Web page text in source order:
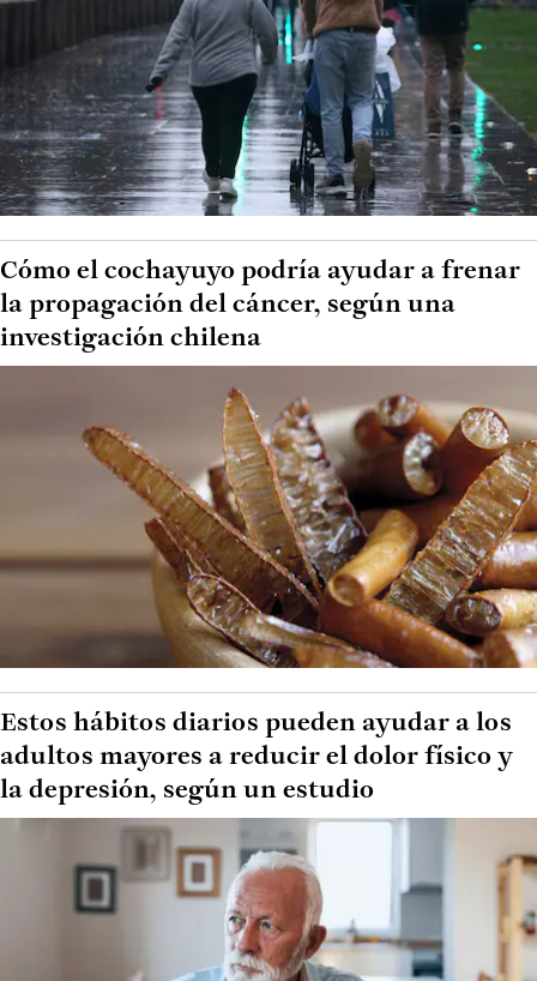
Cómo el cochayuyo podría ayudar a frenar
la propagación del cáncer, según una
investigación chilena
Estos hábitos diarios pueden ayudar a los
adultos mayores a reducir el dolor físico y
la depresión, según un estudio